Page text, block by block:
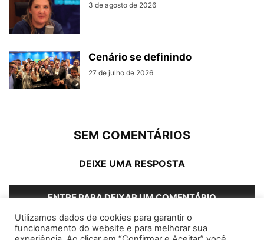
3 de agosto de 2026
Cenário se definindo
27 de julho de 2026
SEM COMENTÁRIOS
DEIXE UMA RESPOSTA
ENTRE PARA DEIXAR UM COMENTÁRIO
Utilizamos dados de cookies para garantir o
funcionamento do website e para melhorar sua